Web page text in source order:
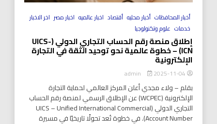
أخبار المحافظات أخبار محليه أقتصاد اخبار عالميه اخبار مصر اخر الاخبار
خدمات علوم وتكنولوجيا
إطلاق منصة رقم الحساب التجاري الدولي (UICS-
ICN) – خطوة عالمية نحو توحيد الثقة في التجارة
الإلكترونية
2025-11-04
بقلم – ولاء مجدي أعلن المركز العالمي لحماية التجارة
الإلكترونية (WCPEC) عن الإطلاق الرسمي لمنصة رقم الحساب
التجاري الدولي (UICS – Unified International Commercial
Account Number). في خطوة تُعد تحولًا تاريخيًا في مسيرة